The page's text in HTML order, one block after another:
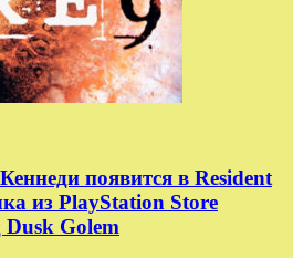
появится в Resident
из PlayStation Store
Dusk Golem